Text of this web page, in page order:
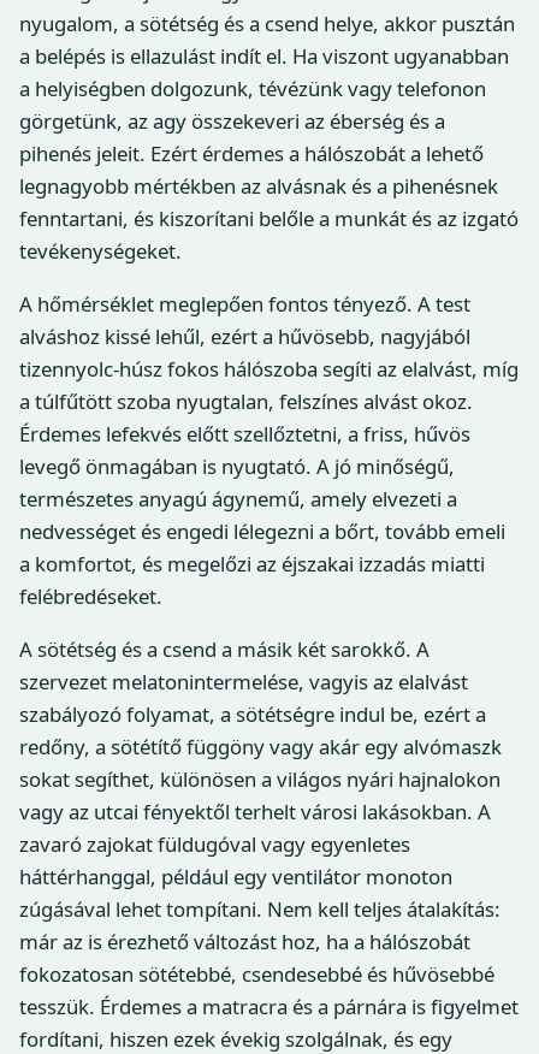
nyugalom, a sötétség és a csend helye, akkor pusztán
a belépés is ellazulást indít el. Ha viszont ugyanabban
a helyiségben dolgozunk, tévézünk vagy telefonon
görgetünk, az agy összekeveri az éberség és a
pihenés jeleit. Ezért érdemes a hálószobát a lehető
legnagyobb mértékben az alvásnak és a pihenésnek
fenntartani, és kiszorítani belőle a munkát és az izgató
tevékenységeket.
A hőmérséklet meglepően fontos tényező. A test
alváshoz kissé lehűl, ezért a hűvösebb, nagyjából
tizennyolc-húsz fokos hálószoba segíti az elalvást, míg
a túlfűtött szoba nyugtalan, felszínes alvást okoz.
Érdemes lefekvés előtt szellőztetni, a friss, hűvös
levegő önmagában is nyugtató. A jó minőségű,
természetes anyagú ágynemű, amely elvezeti a
nedvességet és engedi lélegezni a bőrt, tovább emeli
a komfortot, és megelőzi az éjszakai izzadás miatti
felébredéseket.
A sötétség és a csend a másik két sarokkő. A
szervezet melatonintermelése, vagyis az elalvást
szabályozó folyamat, a sötétségre indul be, ezért a
redőny, a sötétítő függöny vagy akár egy alvómaszk
sokat segíthet, különösen a világos nyári hajnalokon
vagy az utcai fényektől terhelt városi lakásokban. A
zavaró zajokat füldugóval vagy egyenletes
háttérhanggal, például egy ventilátor monoton
zúgásával lehet tompítani. Nem kell teljes átalakítás:
már az is érezhető változást hoz, ha a hálószobát
fokozatosan sötétebbé, csendesebbé és hűvösebbé
tesszük. Érdemes a matracra és a párnára is figyelmet
fordítani, hiszen ezek évekig szolgálnak, és egy